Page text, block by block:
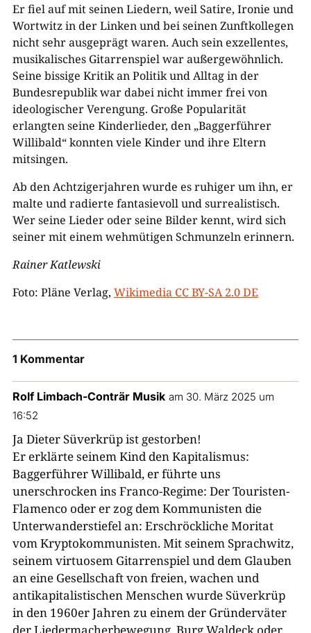
Er fiel auf mit seinen Liedern, weil Satire, Ironie und
Wortwitz in der Linken und bei seinen Zunftkollegen
nicht sehr ausgeprägt waren. Auch sein exzellentes,
musikalisches Gitarrenspiel war außergewöhnlich.
Seine bissige Kritik an Politik und Alltag in der
Bundesrepublik war dabei nicht immer frei von
ideologischer Verengung. Große Popularität
erlangten seine Kinderlieder, den „Baggerführer
Willibald“ konnten viele Kinder und ihre Eltern
mitsingen.
Ab den Achtzigerjahren wurde es ruhiger um ihn, er
malte und radierte fantasievoll und surrealistisch.
Wer seine Lieder oder seine Bilder kennt, wird sich
seiner mit einem wehmütigen Schmunzeln erinnern.
Rainer Katlewski
Foto: Pläne Verlag, Wikimedia CC BY-SA 2.0 DE
1 Kommentar
Rolf Limbach-Conträr Musik am 30. März 2025 um
16:52
Ja Dieter Süverkrüp ist gestorben!
Er erklärte seinem Kind den Kapitalismus:
Baggerführer Willibald, er führte uns
unerschrocken ins Franco-Regime: Der Touristen-
Flamenco oder er zog dem Kommunisten die
Unterwanderstiefel an: Erschröckliche Moritat
vom Kryptokommunisten. Mit seinem Sprachwitz,
seinem virtuosem Gitarrenspiel und dem Glauben
an eine Gesellschaft von freien, wachen und
antikapitalistischen Menschen wurde Süverkrüp
in den 1960er Jahren zu einem der Gründerväter
der Liedermacherbewegung. Burg Waldeck oder